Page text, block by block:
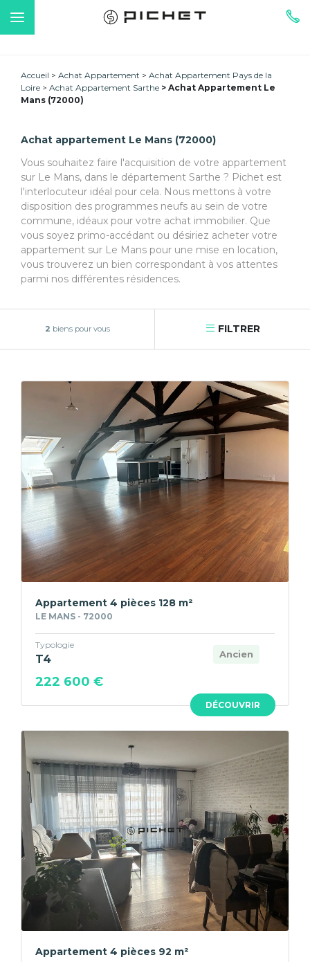
Accueil Achat Appartement
Achat Appartement Pays de la
Loire
Achat Appartement Sarthe
Achat Appartement Le
Mans (72000)
Achat appartement Le Mans (72000)
Vous souhaitez faire l'acquisition de votre appartement
sur Le Mans, dans le département Sarthe ? Pichet est
l'interlocuteur idéal pour cela. Nous mettons à votre
disposition des programmes neufs au sein de votre
commune, idéaux pour votre achat immobilier. Que
vous soyez primo-accédant ou désiriez acheter votre
appartement sur Le Mans pour une mise en location,
vous trouverez un bien correspondant à vos attentes
parmi nos différentes résidences.
2 biens pour vous FILTRER
DÉCOUVRIR
Appartement 4 pièces 128 m²
LE MANS - 72000
Ancien
Typologie
T4
222 600 €
Appartement 4 pièces 92 m²